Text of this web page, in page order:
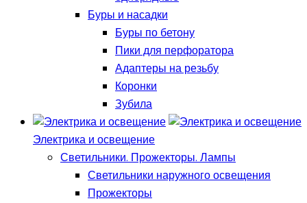
Буры и насадки
Буры по бетону
Пики для перфоратора
Адаптеры на резьбу
Коронки
Зубила
Электрика и освещение
Светильники. Прожекторы. Лампы
Светильники наружного освещения
Прожекторы